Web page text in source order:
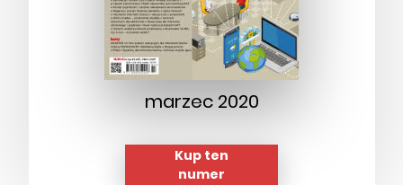
marzec 2020
Kup ten
numer